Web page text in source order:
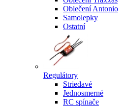
Oblečení Antonio
Samolepky
Ostatní
Regulátory
Striedavé
Jednosmerné
RC spínače